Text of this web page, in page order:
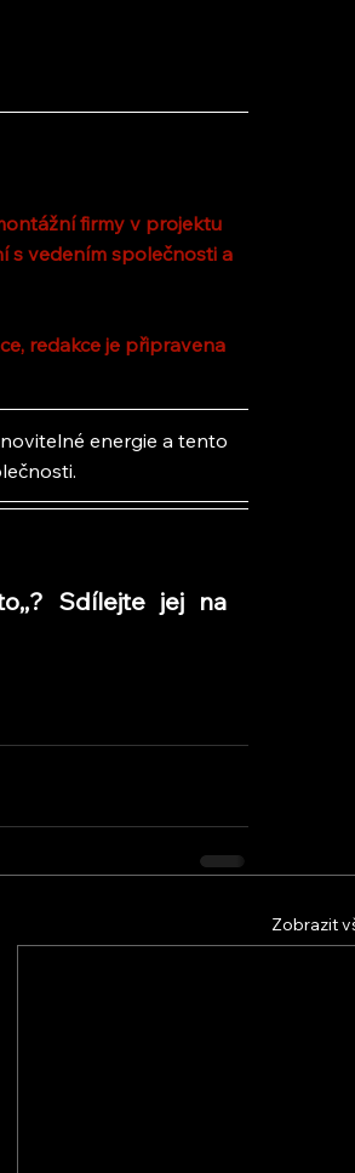
firmy v projektu
s vedením společnosti a
redakce je připravena
energie a tento
,? Sdílejte jej na
Zobrazit